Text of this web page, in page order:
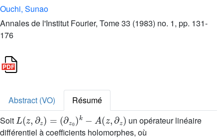
Ouchi, Sunao
Annales de l'Institut Fourier, Tome 33 (1983) no. 1, pp. 131-
176
Abstract (VO)
Résumé
Soit
L(z,∂z)=(∂z0 - A
un opérateur linéaire
différentiel à coefficients holomorphes, où